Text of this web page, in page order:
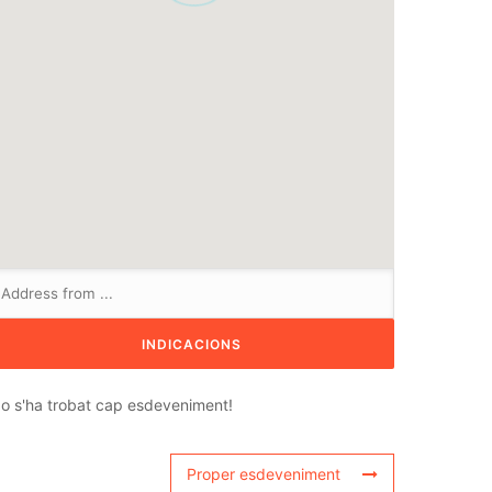
s'ha trobat cap esdeveniment!
Proper esdeveniment